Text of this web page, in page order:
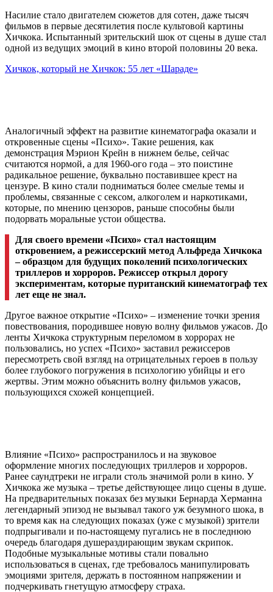
Насилие стало двигателем сюжетов для сотен, даже тысяч
фильмов в первые десятилетия после культовой картины
Хичкока. Испытанный зрительский шок от сцены в душе стал
одной из ведущих эмоций в кино второй половины 20 века.
Хичкок, который не Хичкок: 55 лет «Шараде»
Аналогичный эффект на развитие кинематографа оказали и
откровенные сцены «Психо». Такие решения, как
демонстрация Мэрион Крейн в нижнем белье, сейчас
считаются нормой, а для 1960-ого года – это поистине
радикальное решение, буквально поставившее крест на
цензуре. В кино стали подниматься более смелые темы и
проблемы, связанные с сексом, алкоголем и наркотиками,
которые, по мнению цензоров, раньше способны были
подорвать моральные устои общества.
Для своего времени «Психо» стал настоящим
откровением, а режиссерский метод Альфреда Хичкока
– образцом для будущих поколений психологических
триллеров и хорроров. Режиссер открыл дорогу
экспериментам, которые пуританский кинематограф тех
лет еще не знал.
Другое важное открытие «Психо» – изменение точки зрения
повествования, породившее новую волну фильмов ужасов. До
ленты Хичкока структурным переломом в хоррорах не
пользовались, но успех «Психо» заставил режиссеров
пересмотреть свой взгляд на отрицательных героев в пользу
более глубокого погружения в психологию убийцы и его
жертвы. Этим можно объяснить волну фильмов ужасов,
пользующихся схожей концепцией.
Влияние «Психо» распространилось и на звуковое
оформление многих последующих триллеров и хорроров.
Ранее саундтреки не играли столь значимой роли в кино. У
Хичкока же музыка – третье действующее лицо сцены в душе.
На предварительных показах без музыки Бернарда Херманна
легендарный эпизод не вызывал такого уж безумного шока, в
то время как на следующих показах (уже с музыкой) зрители
подпрыгивали и по-настоящему пугались не в последнюю
очередь благодаря душераздирающим звукам скрипок.
Подобные музыкальные мотивы стали повально
использоваться в сценах, где требовалось манипулировать
эмоциями зрителя, держать в постоянном напряжении и
подчеркивать гнетущую атмосферу страха.